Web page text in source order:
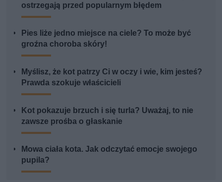
ostrzegają przed popularnym błędem
Pies liże jedno miejsce na ciele? To może być
groźna choroba skóry!
Myślisz, że kot patrzy Ci w oczy i wie, kim jesteś?
Prawda szokuje właścicieli
Kot pokazuje brzuch i się turla? Uważaj, to nie
zawsze prośba o głaskanie
Mowa ciała kota. Jak odczytać emocje swojego
pupila?